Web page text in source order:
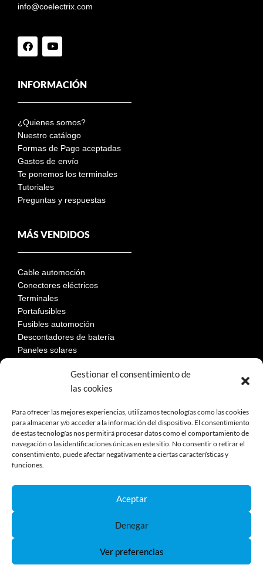
Gestionar el consentimiento de
las cookies
Para ofrecer las mejores experiencias, utilizamos tecnologías como las cookies
para almacenar y/o acceder a la información del dispositivo. El consentimiento
de estas tecnologías nos permitirá procesar datos como el comportamiento de
navegación o las identificaciones únicas en este sitio. No consentir o retirar el
consentimiento, puede afectar negativamente a ciertas características y
funciones.
Aceptar
Denegar
Ver preferencias
info@coelectrix.com
INFORMACIÓN
¿Quienes somos?
Nuestro catálogo
Formas de Pago aceptadas
Gastos de envío
Te ponemos los terminales
Tutoriales
Preguntas y respuestas
MÁS VENDIDOS
Cable automoción
Conectores eléctricos
Terminales
Portafusibles
Fusibles automoción
Descontadores de batería
Paneles solares
Aviso Legal
Política de privacidad
Política de cookies
Términos y condiciones de compra
Reclamaciones y desestimiento